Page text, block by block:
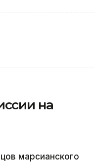
на
марсианского